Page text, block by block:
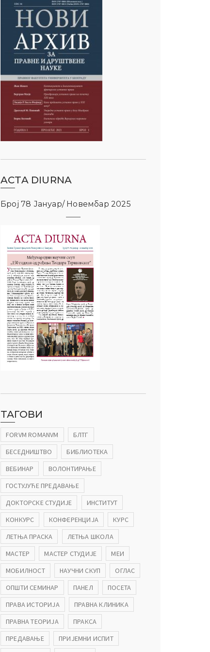
ACTA DIURNA
Број 78 Јануар/ Новембар 2025
ТАГОВИ
FORVM ROMANVM
БЛТГ
БЕСЕДНИШТВО
БИБЛИОТЕКА
ВЕБИНАР
ВОЛОНТИРАЊЕ
ГОСТУЈУЋЕ ПРЕДАВАЊЕ
ДОКТОРСКЕ СТУДИЈЕ
ИНСТИТУТ
КОНКУРС
КОНФЕРЕНЦИЈА
КУРС
ЛЕТЊА ПРАСКА
ЛЕТЊА ШКОЛА
МАСТЕР
МАСТЕР СТУДИЈЕ
МЕИ
МОБИЛНОСТ
НАУЧНИ СКУП
ОГЛАС
ОПШТИ СЕМИНАР
ПАНЕЛ
ПОСЕТА
ПРАВА ИСТОРИЈА
ПРАВНА КЛИНИКА
ПРАВНА ТЕОРИЈА
ПРАКСА
ПРЕДАВАЊЕ
ПРИЈЕМНИ ИСПИТ